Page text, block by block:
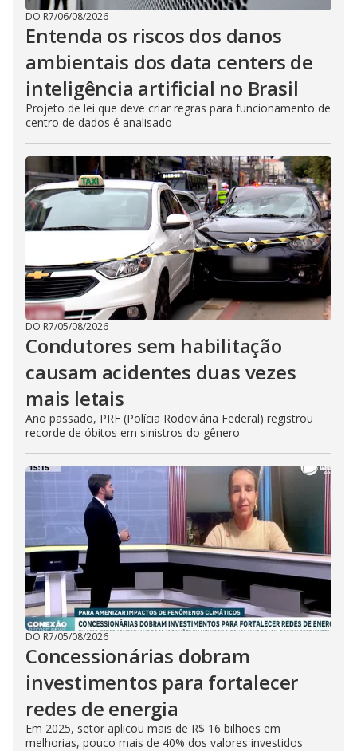
DO R7/06/08/2026
Entenda os riscos dos danos
ambientais dos data centers de
inteligência artificial no Brasil
Projeto de lei que deve criar regras para funcionamento de
centro de dados é analisado
DO R7/05/08/2026
Condutores sem habilitação
causam acidentes duas vezes
mais letais
Ano passado, PRF (Polícia Rodoviária Federal) registrou
recorde de óbitos em sinistros do gênero
DO R7/05/08/2026
Concessionárias dobram
investimentos para fortalecer
redes de energia
Em 2025, setor aplicou mais de R$ 16 bilhões em
melhorias, pouco mais de 40% dos valores investidos